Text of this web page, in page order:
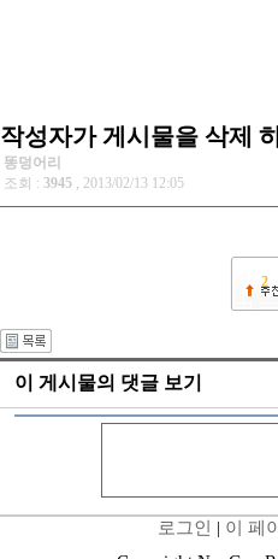
작성자가 게시물을 삭제
똥덩어리
조회 : 3945 , 2013/02/13 12:05
2
이 게시물의 댓글 보기
로그인 | 이 페